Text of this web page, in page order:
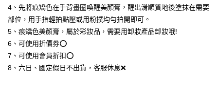
是否繳費成功／繳費後需取消欲退款等相關疑問，請聯繫「AFTEE先享後付
客戶支援中心」 https://netprotections.freshdesk.com/support/home
【注意事項】
１．透過由恩沛科技股份有限公司提供之「AFTEE先享後付」服務完成之交
易，需依本服務之必要範圍內提供個人資料，並將交易相關給付款項請求債
權轉讓予恩沛科技股份有限公司。
２．關於個人資料處理事宜，請瀏覽以下網址：
每筆NT$80，滿NT$1,080(含以上)免運費
7-11-取貨付款
每筆NT$80，滿NT$1,080(含以上)免運費
付款後-7-11取貨
每筆NT$80，滿NT$1,080(含以上)免運費
4、先將痕矯色在手背畫圈喚醒美顏膏，醒出滑順質地後塗抹在需要
部位，用手指輕拍點壓或用粉撲均勻拍開即可。
5、痕矯色美顏膏，屬於彩妝品，需要用卸妝產品卸妝哦!
6、可使用折價券⭕
7、可使用會員折扣⭕
8、六日、國定假日不出貨，客服休息❌